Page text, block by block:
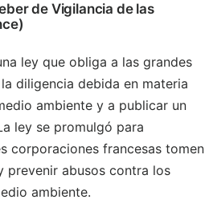
de Vigilancia de las
ley que obliga a las grandes
diligencia debida en materia
ambiente y a publicar un
ley se promulgó para
corporaciones francesas tomen
prevenir abusos contra los
ambiente.